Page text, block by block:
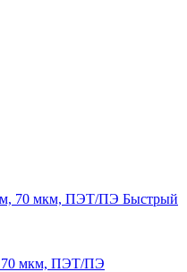
Быстрый
70 мкм, ПЭТ/ПЭ